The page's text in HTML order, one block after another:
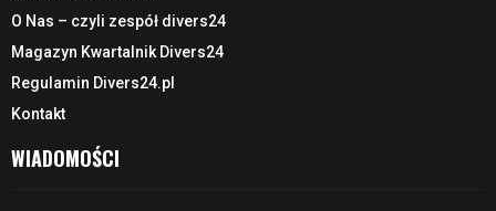
O Nas – czyli zespół divers24
Magazyn Kwartalnik Divers24
Regulamin Divers24.pl
Kontakt
WIADOMOŚCI